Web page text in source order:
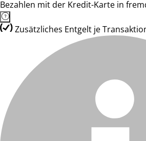
Bezahlen mit der Kredit-Karte in
Zusätzliches Entgelt je